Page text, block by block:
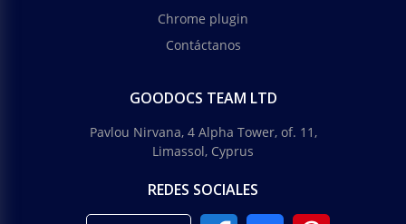
Chrome plugin
Contáctanos
GOODOCS TEAM LTD
Pavlou Nirvana, 4 Alpha Tower, of. 11,
Limassol, Cyprus
REDES SOCIALES